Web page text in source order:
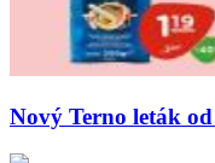
Nový Terno leták